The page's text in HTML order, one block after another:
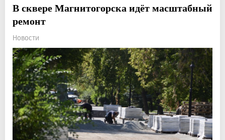
В сквере Магнитогорска идёт масштабный
ремонт
Новости